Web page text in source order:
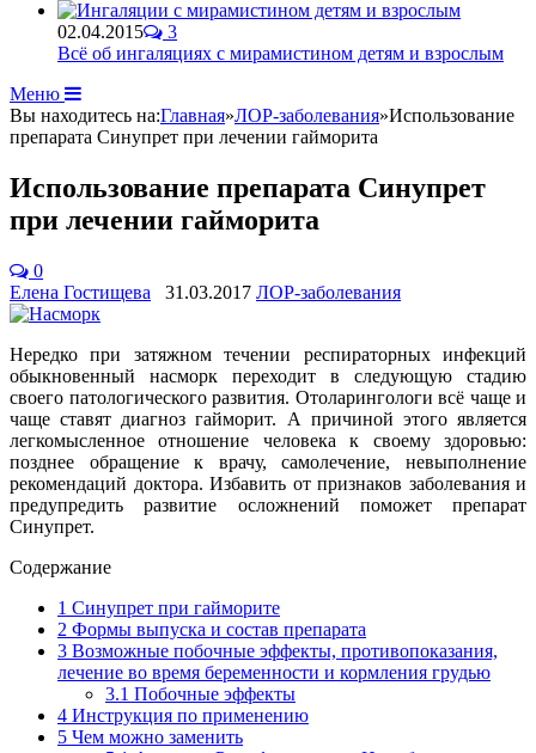
02.04.2015
3
Всё об ингаляциях с мирамистином детям и взрослым
Меню
Вы находитесь на:Главная»ЛОР-заболевания»Использование
препарата Синупрет при лечении гайморита
Использование препарата Синупрет
при лечении гайморита
0
Елена Гостищева
31.03.2017 ЛОР-заболевания
Нередко при затяжном течении респираторных инфекций
обыкновенный насморк переходит в следующую стадию
своего патологического развития. Отоларингологи всё чаще и
чаще ставят диагноз гайморит. А причиной этого является
легкомысленное отношение человека к своему здоровью:
позднее обращение к врачу, самолечение, невыполнение
рекомендаций доктора. Избавить от признаков заболевания и
предупредить развитие осложнений поможет препарат
Синупрет.
Содержание
1 Синупрет при гайморите
2 Формы выпуска и состав препарата
3 Возможные побочные эффекты, противопоказания,
лечение во время беременности и кормления грудью
3.1 Побочные эффекты
4 Инструкция по применению
5 Чем можно заменить